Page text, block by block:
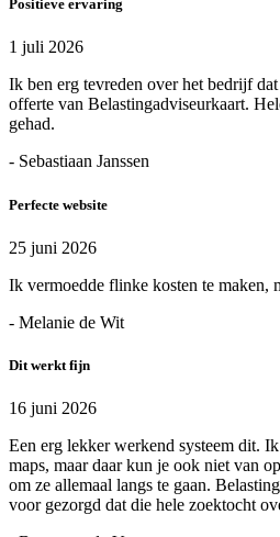
Positieve ervaring
1 juli 2026
Ik ben erg tevreden over het bedrijf
offerte van Belastingadviseurkaart.
gehad.
- Sebastiaan Janssen
Perfecte website
25 juni 2026
Ik vermoedde flinke kosten te maken,
- Melanie de Wit
Dit werkt fijn
16 juni 2026
Een erg lekker werkend systeem dit.
maps, maar daar kun je ook niet van
om ze allemaal langs te gaan.
voor gezorgd dat die hele zoektocht